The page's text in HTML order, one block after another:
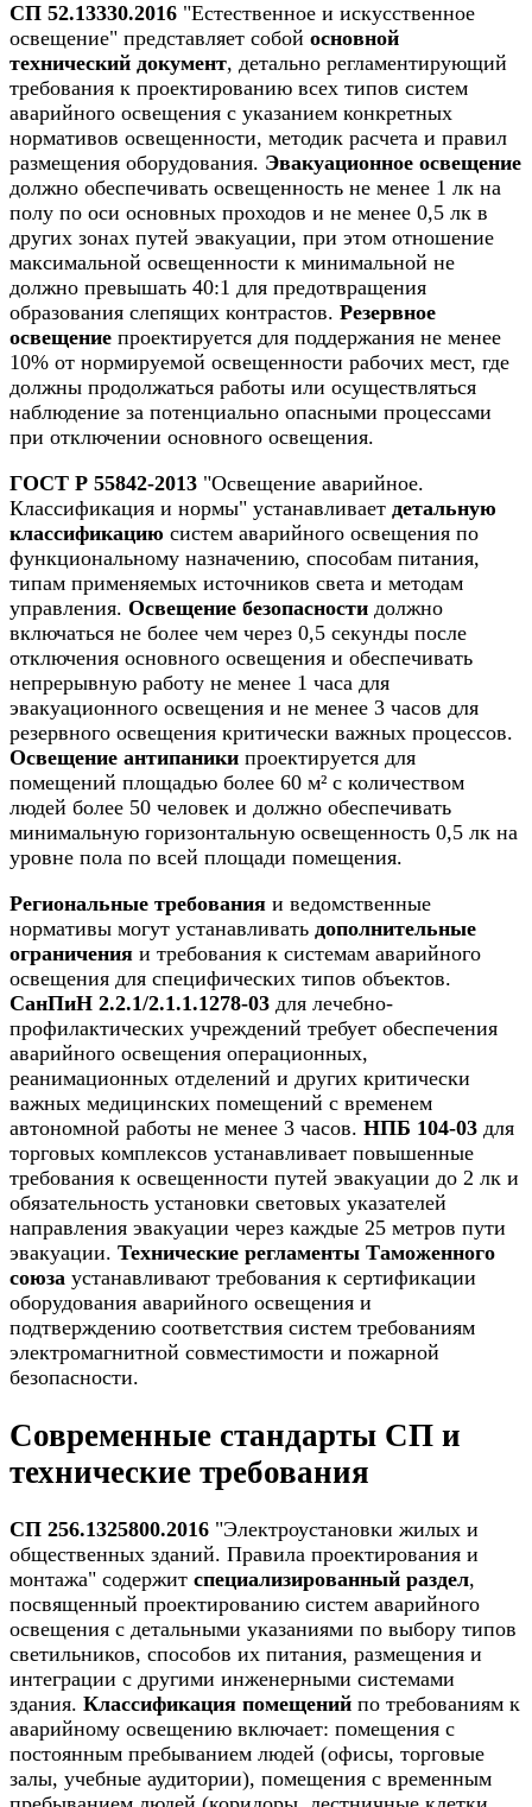
СП 52.13330.2016 "Естественное и искусственное
освещение" представляет собой основной
технический документ, детально регламентирующий
требования к проектированию всех типов систем
аварийного освещения с указанием конкретных
нормативов освещенности, методик расчета и правил
размещения оборудования. Эвакуационное освещение
должно обеспечивать освещенность не менее 1 лк на
полу по оси основных проходов и не менее 0,5 лк в
других зонах путей эвакуации, при этом отношение
максимальной освещенности к минимальной не
должно превышать 40:1 для предотвращения
образования слепящих контрастов. Резервное
освещение проектируется для поддержания не менее
10% от нормируемой освещенности рабочих мест, где
должны продолжаться работы или осуществляться
наблюдение за потенциально опасными процессами
при отключении основного освещения.
ГОСТ Р 55842-2013 "Освещение аварийное.
Классификация и нормы" устанавливает детальную
классификацию систем аварийного освещения по
функциональному назначению, способам питания,
типам применяемых источников света и методам
управления. Освещение безопасности должно
включаться не более чем через 0,5 секунды после
отключения основного освещения и обеспечивать
непрерывную работу не менее 1 часа для
эвакуационного освещения и не менее 3 часов для
резервного освещения критически важных процессов.
Освещение антипаники проектируется для
помещений площадью более 60 м² с количеством
людей более 50 человек и должно обеспечивать
минимальную горизонтальную освещенность 0,5 лк на
уровне пола по всей площади помещения.
Региональные требования и ведомственные
нормативы могут устанавливать дополнительные
ограничения и требования к системам аварийного
освещения для специфических типов объектов.
СанПиН 2.2.1/2.1.1.1278-03 для лечебно-
профилактических учреждений требует обеспечения
аварийного освещения операционных,
реанимационных отделений и других критически
важных медицинских помещений с временем
автономной работы не менее 3 часов. НПБ 104-03 для
торговых комплексов устанавливает повышенные
требования к освещенности путей эвакуации до 2 лк и
обязательность установки световых указателей
направления эвакуации через каждые 25 метров пути
эвакуации. Технические регламенты Таможенного
союза устанавливают требования к сертификации
оборудования аварийного освещения и
подтверждению соответствия систем требованиям
электромагнитной совместимости и пожарной
безопасности.
Современные стандарты СП и
технические требования
СП 256.1325800.2016 "Электроустановки жилых и
общественных зданий. Правила проектирования и
монтажа" содержит специализированный раздел,
посвященный проектированию систем аварийного
освещения с детальными указаниями по выбору типов
светильников, способов их питания, размещения и
интеграции с другими инженерными системами
здания. Классификация помещений по требованиям к
аварийному освещению включает: помещения с
постоянным пребыванием людей (офисы, торговые
залы, учебные аудитории), помещения с временным